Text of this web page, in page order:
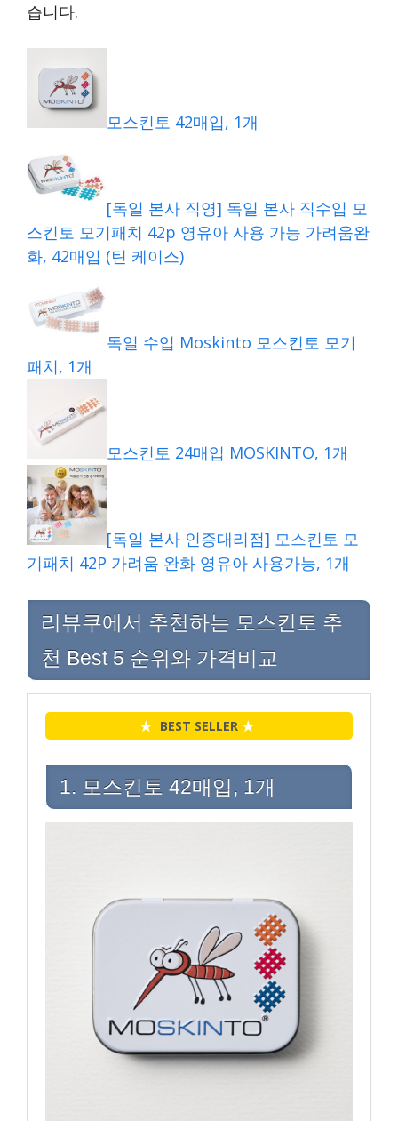
습니다.
모스킨토 42매입, 1개
[독일 본사 직영] 독일 본사 직수입 모
스킨토 모기패치 42p 영유아 사용 가능 가려움완
화, 42매입 (틴 케이스)
독일 수입 Moskinto 모스킨토 모기
패치, 1개
모스킨토 24매입 MOSKINTO, 1개
[독일 본사 인증대리점] 모스킨토 모
기패치 42P 가려움 완화 영유아 사용가능, 1개
리뷰쿠에서 추천하는 모스킨토 추
천 Best 5 순위와 가격비교
★ BEST SELLER ★
1. 모스킨토 42매입, 1개